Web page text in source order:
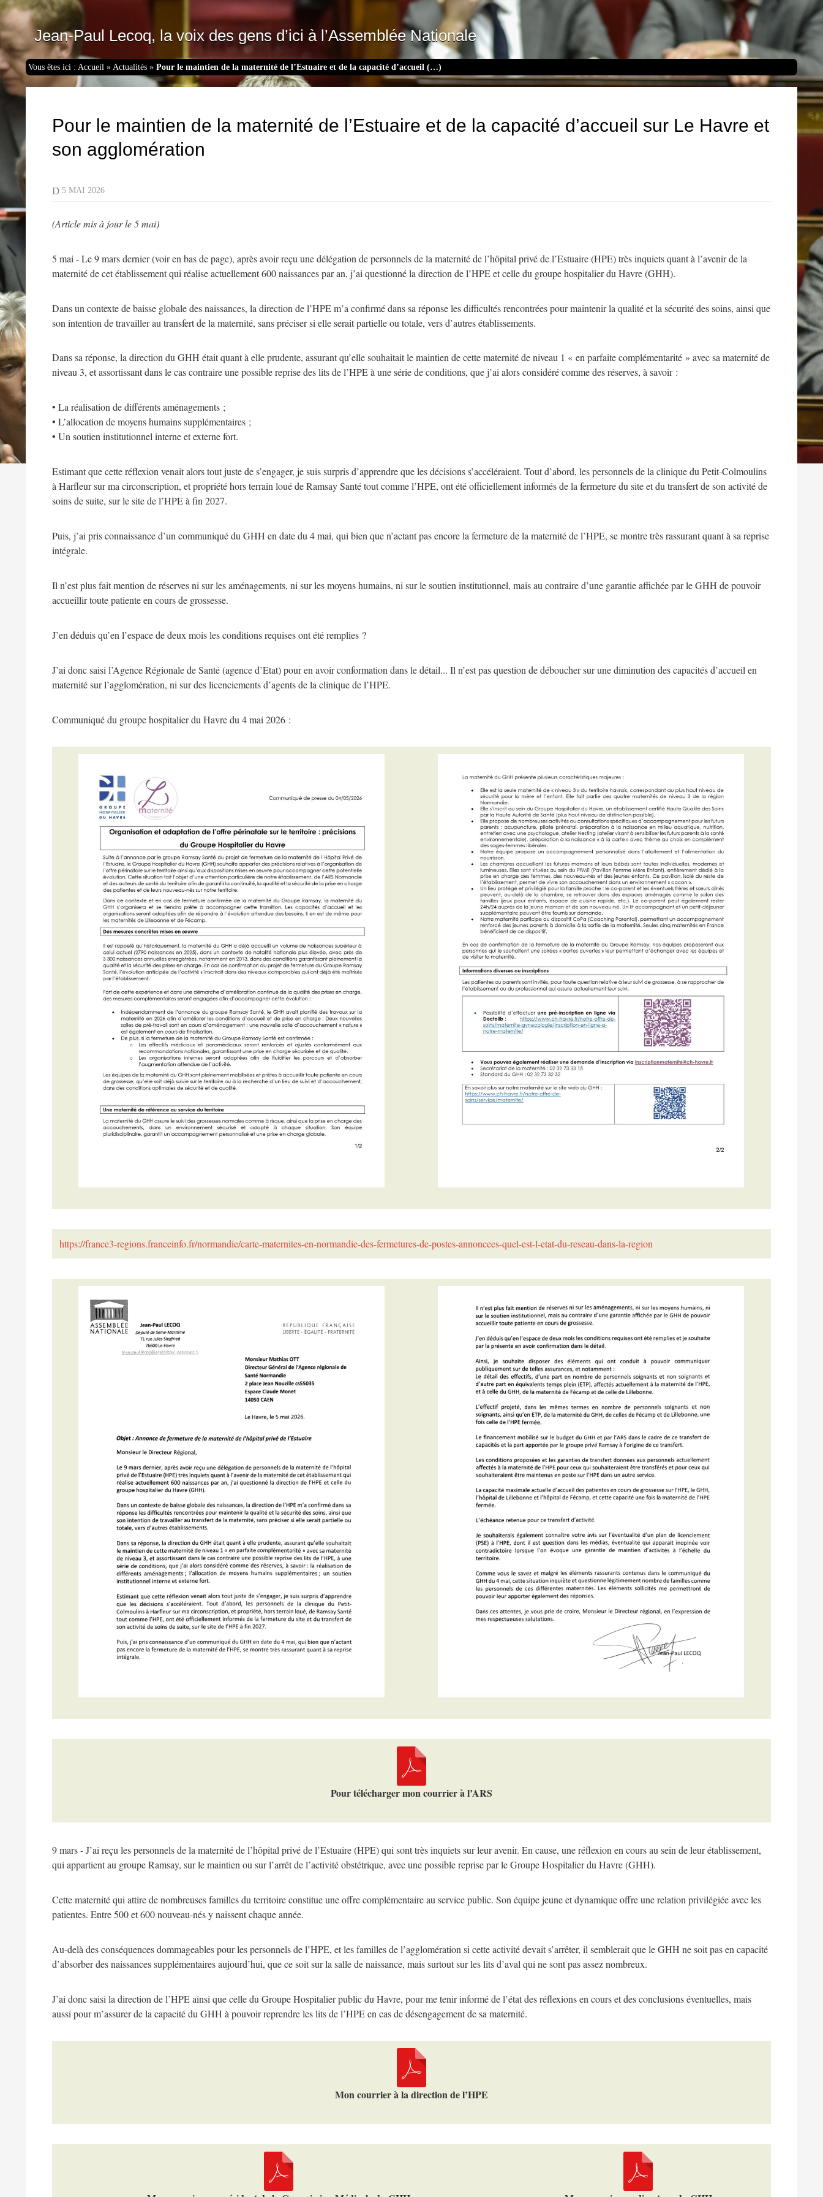
Jean-Paul Lecoq, la voix des gens d’ici à l’Assemblée Nationale
Vous êtes ici :Accueil »Actualités »Pour le maintien de la maternité de l’Estuaire et de la capacité d’accueil (…)
Pour le maintien de la maternité de l’Estuaire et de la capacité d’accueil sur Le Havre et
son agglomération
D5 MAI 2026
(Article mis à jour le 5 mai)
5 mai - Le 9 mars dernier (voir en bas de page), après avoir reçu une délégation de personnels de la maternité de l’hôpital privé de l’Estuaire (HPE) très inquiets quant à l’avenir de la
maternité de cet établissement qui réalise actuellement 600 naissances par an, j’ai questionné la direction de l’HPE et celle du groupe hospitalier du Havre (GHH).
Dans un contexte de baisse globale des naissances, la direction de l’HPE m’a confirmé dans sa réponse les difficultés rencontrées pour maintenir la qualité et la sécurité des soins, ainsi que
son intention de travailler au transfert de la maternité, sans préciser si elle serait partielle ou totale, vers d’autres établissements.
Dans sa réponse, la direction du GHH était quant à elle prudente, assurant qu’elle souhaitait le maintien de cette maternité de niveau 1 « en parfaite complémentarité » avec sa maternité de
niveau 3, et assortissant dans le cas contraire une possible reprise des lits de l’HPE à une série de conditions, que j’ai alors considéré comme des réserves, à savoir :
• La réalisation de différents aménagements ;
• L’allocation de moyens humains supplémentaires ;
• Un soutien institutionnel interne et externe fort.
Estimant que cette réflexion venait alors tout juste de s’engager, je suis surpris d’apprendre que les décisions s’accéléraient. Tout d’abord, les personnels de la clinique du Petit-Colmoulins
à Harfleur sur ma circonscription, et propriété hors terrain loué de Ramsay Santé tout comme l’HPE, ont été officiellement informés de la fermeture du site et du transfert de son activité de
soins de suite, sur le site de l’HPE à fin 2027.
Puis, j’ai pris connaissance d’un communiqué du GHH en date du 4 mai, qui bien que n’actant pas encore la fermeture de la maternité de l’HPE, se montre très rassurant quant à sa reprise
intégrale.
Il n’est plus fait mention de réserves ni sur les aménagements, ni sur les moyens humains, ni sur le soutien institutionnel, mais au contraire d’une garantie affichée par le GHH de pouvoir
accueillir toute patiente en cours de grossesse.
J’en déduis qu’en l’espace de deux mois les conditions requises ont été remplies ?
J’ai donc saisi l’Agence Régionale de Santé (agence d’Etat) pour en avoir conformation dans le détail... Il n’est pas question de déboucher sur une diminution des capacités d’accueil en
maternité sur l’agglomération, ni sur des licenciements d’agents de la clinique de l’HPE.
Communiqué du groupe hospitalier du Havre du 4 mai 2026 :
https://france3-regions.franceinfo.fr/normandie/carte-maternites-en-normandie-des-fermetures-de-postes-annoncees-quel-est-l-etat-du-reseau-dans-la-region
Pour télécharger mon courrier à l’ARS
9 mars - J’ai reçu les personnels de la maternité de l’hôpital privé de l’Estuaire (HPE) qui sont très inquiets sur leur avenir. En cause, une réflexion en cours au sein de leur établissement,
qui appartient au groupe Ramsay, sur le maintien ou sur l’arrêt de l’activité obstétrique, avec une possible reprise par le Groupe Hospitalier du Havre (GHH).
Cette maternité qui attire de nombreuses familles du territoire constitue une offre complémentaire au service public. Son équipe jeune et dynamique offre une relation privilégiée avec les
patientes. Entre 500 et 600 nouveau-nés y naissent chaque année.
Au-delà des conséquences dommageables pour les personnels de l’HPE, et les familles de l’agglomération si cette activité devait s’arrêter, il semblerait que le GHH ne soit pas en capacité
d’absorber des naissances supplémentaires aujourd’hui, que ce soit sur la salle de naissance, mais surtout sur les lits d’aval qui ne sont pas assez nombreux.
J’ai donc saisi la direction de l’HPE ainsi que celle du Groupe Hospitalier public du Havre, pour me tenir informé de l’état des réflexions en cours et des conclusions éventuelles, mais
aussi pour m’assurer de la capacité du GHH à pouvoir reprendre les lits de l’HPE en cas de désengagement de sa maternité.
Mon courrier à la direction de l’HPE